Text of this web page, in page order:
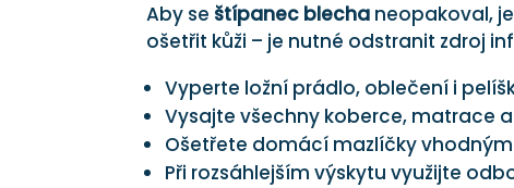
Aby se štípanec blecha neopakoval,
ošetřit kůži – je nutné odstranit zdroj
Vyperte ložní prádlo, oblečení i
Vysajte všechny koberce, matrace
Ošetřete domácí mazlíčky
Při rozsáhlejším výskytu využijte